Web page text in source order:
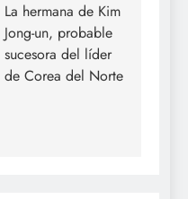
La hermana de Kim
Jong-un, probable
sucesora del líder
de Corea del Norte